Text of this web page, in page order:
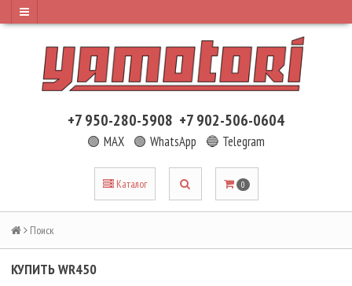
+7 950-280-5908 +7 902-506-0604
🟢 MAX 🟢 WhatsApp 🔵 Telegram
Каталог 0
Поиск
КУПИТЬ WR450